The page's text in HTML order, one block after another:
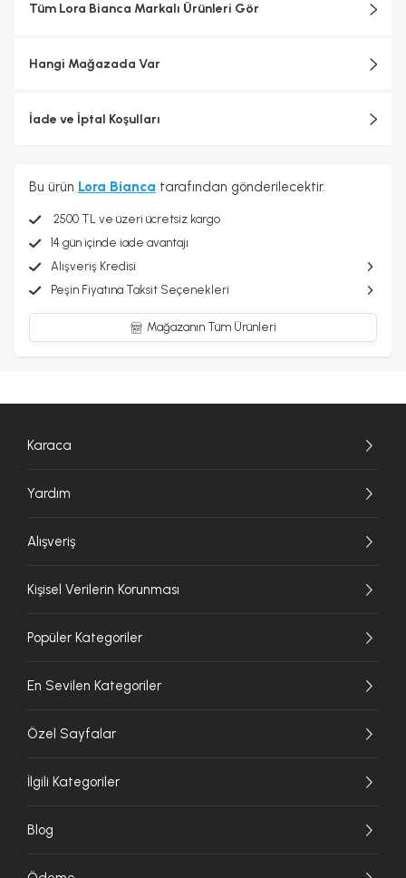
Tüm Lora Bianca Markalı Ürünleri Gör
Hangi Mağazada Var
İade ve İptal Koşulları
Bu ürün Lora Bianca tarafından gönderilecektir.
2500 TL ve üzeri ücretsiz kargo
14 gün içinde iade avantajı
Alışveriş Kredisi
Peşin Fiyatına Taksit Seçenekleri
Mağazanın Tüm Ürünleri
Karaca
Yardım
Alışveriş
Kişisel Verilerin Korunması
Popüler Kategoriler
En Sevilen Kategoriler
Özel Sayfalar
İlgili Kategoriler
Blog